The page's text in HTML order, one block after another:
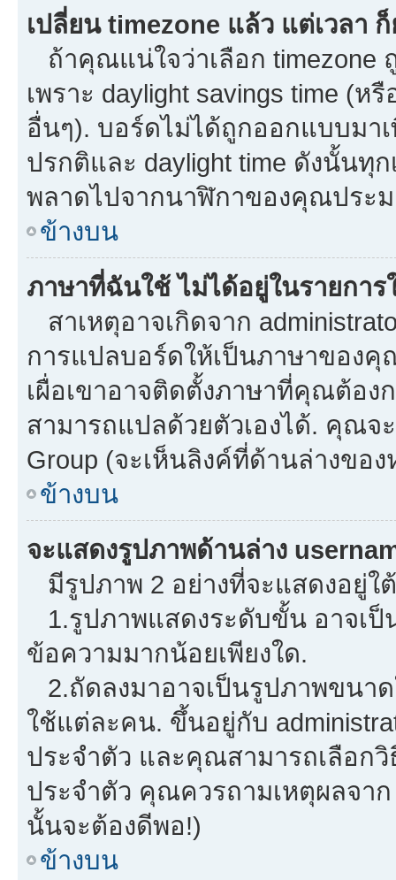
เปลี่ยน timezone แล้ว แต่เวลา
ถ้าคุณแน่ใจว่าเลือก timezone
เพราะ daylight savings time (ห
อื่นๆ). บอร์ดไม่ได้ถูกออกแบบมา
ปรกติและ daylight time ดังนั้นทุ
พลาดไปจากนาฬิกาของคุณประ
ข้างบน
ภาษาที่ฉันใช้ ไม่ได้อยู่ในรายการ
สาเหตุอาจเกิดจาก
การแปลบอร์ดให้เป็นภาษาของคุ
เผื่อเขาอาจติดตั้งภาษาที่คุณต้อ
สามารถแปลด้วยตัวเองได้. คุณจ
Group (จะเห็นลิงค์ที่ด้านล่างของ
ข้างบน
จะแสดงรูปภาพด้านล่าง
มีรูปภาพ 2 อย่างที่จะแสดงอยู่ใ
1.รูปภาพแสดงระดับขั้น อาจเ
ข้อความมากน้อยเพียงใด.
2.ถัดลงมาอาจเป็นรูปภาพขนา
ใช้แต่ละคน. ขึ้นอยู่กับ
ประจำตัว และคุณสามารถเลือก
ประจำตัว คุณควรถามเหตุผลจาก
นั้นจะต้องดีพอ!)
ข้างบน